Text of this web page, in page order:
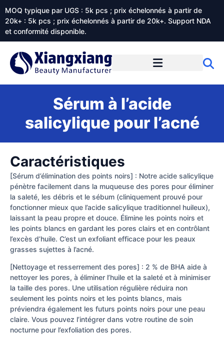
MOQ typique par UGS : 5k pcs ; prix échelonnés à partir de
20k+ : 5k pcs ; prix échelonnés à partir de 20k+. Support NDA
et conformité disponible.
Sérum à l’acide
salicylique pour l’acné
Caractéristiques
[Sérum d’élimination des points noirs] : Notre acide salicylique
pénètre facilement dans la muqueuse des pores pour éliminer
la saleté, les débris et le sébum (cliniquement prouvé pour
fonctionner mieux que l’acide salicylique traditionnel huileux),
laissant la peau propre et douce. Élimine les points noirs et
les points blancs en gardant les pores clairs et en contrôlant
l’excès d’huile. C’est un exfoliant efficace pour les peaux
grasses sujettes à l’acné.
[Nettoyage et resserrement des pores] : 2 % de BHA aide à
nettoyer les pores, à éliminer l’huile et la saleté et à minimiser
la taille des pores. Une utilisation régulière réduira non
seulement les points noirs et les points blancs, mais
préviendra également les futurs points noirs pour une peau
claire. Vous pouvez l’intégrer dans votre routine de soin
nocturne pour l’exfoliation des pores.